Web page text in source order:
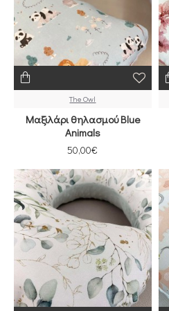
The Owl
Μαξιλάρι θηλασμού Βlue
Animals
50,00€